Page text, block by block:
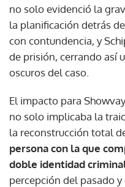
no solo evidenció la
la planificación detrás
con contundencia, y
de prisión, cerrando así
oscuros del caso.
El impacto para
no solo implicaba la
la reconstrucción total
persona con la que
doble identidad
percepción del pasado